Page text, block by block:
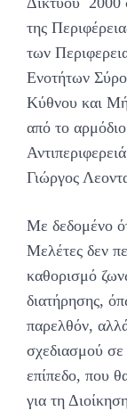
της
των
Ενοτήτων
Κύθνου και
από το
Γιώργος
Με δεδομένο
Μελέτες δεν
καθορισμό
διατήρησης,
παρελθόν,
σχεδιασμού σε
επίπεδο, που
για τη